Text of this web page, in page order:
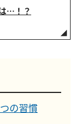
…！？
の習慣